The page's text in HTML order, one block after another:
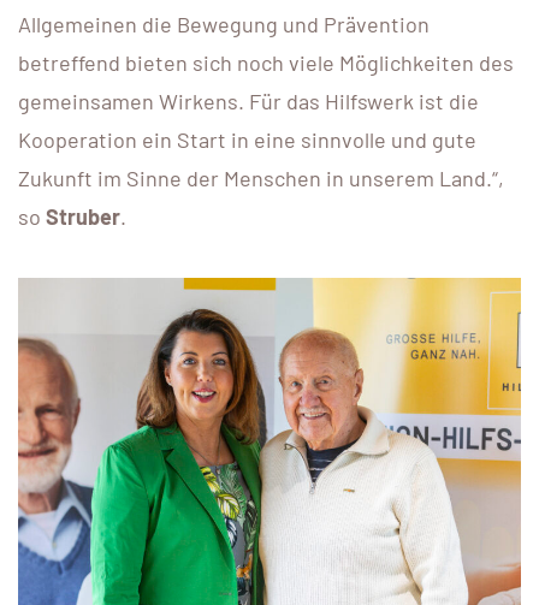
Allgemeinen die Bewegung und Prävention
betreffend bieten sich noch viele Möglichkeiten des
gemeinsamen Wirkens. Für das Hilfswerk ist die
Kooperation ein Start in eine sinnvolle und gute
Zukunft im Sinne der Menschen in unserem Land.“,
so Struber.